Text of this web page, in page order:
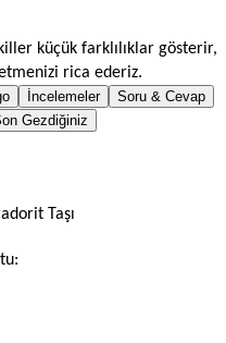
küçük farklılıklar gösterir,
rica ederiz.
İncelemeler
Soru & Cevap
Gezdiğiniz
Taşı